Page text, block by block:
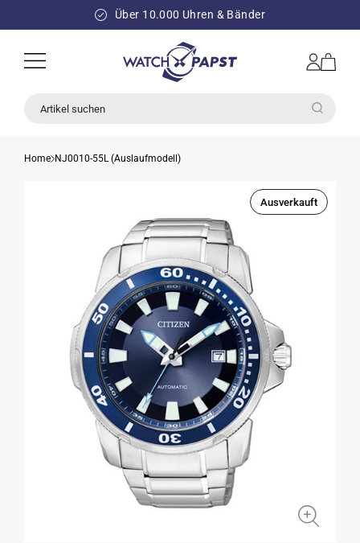
INHALT
Über 10.000 Uhren & Bänder
Einloggen
Warenkorb
Artikel suchen
Home NJ0010-55L (Auslaufmodell)
Ausverkauft